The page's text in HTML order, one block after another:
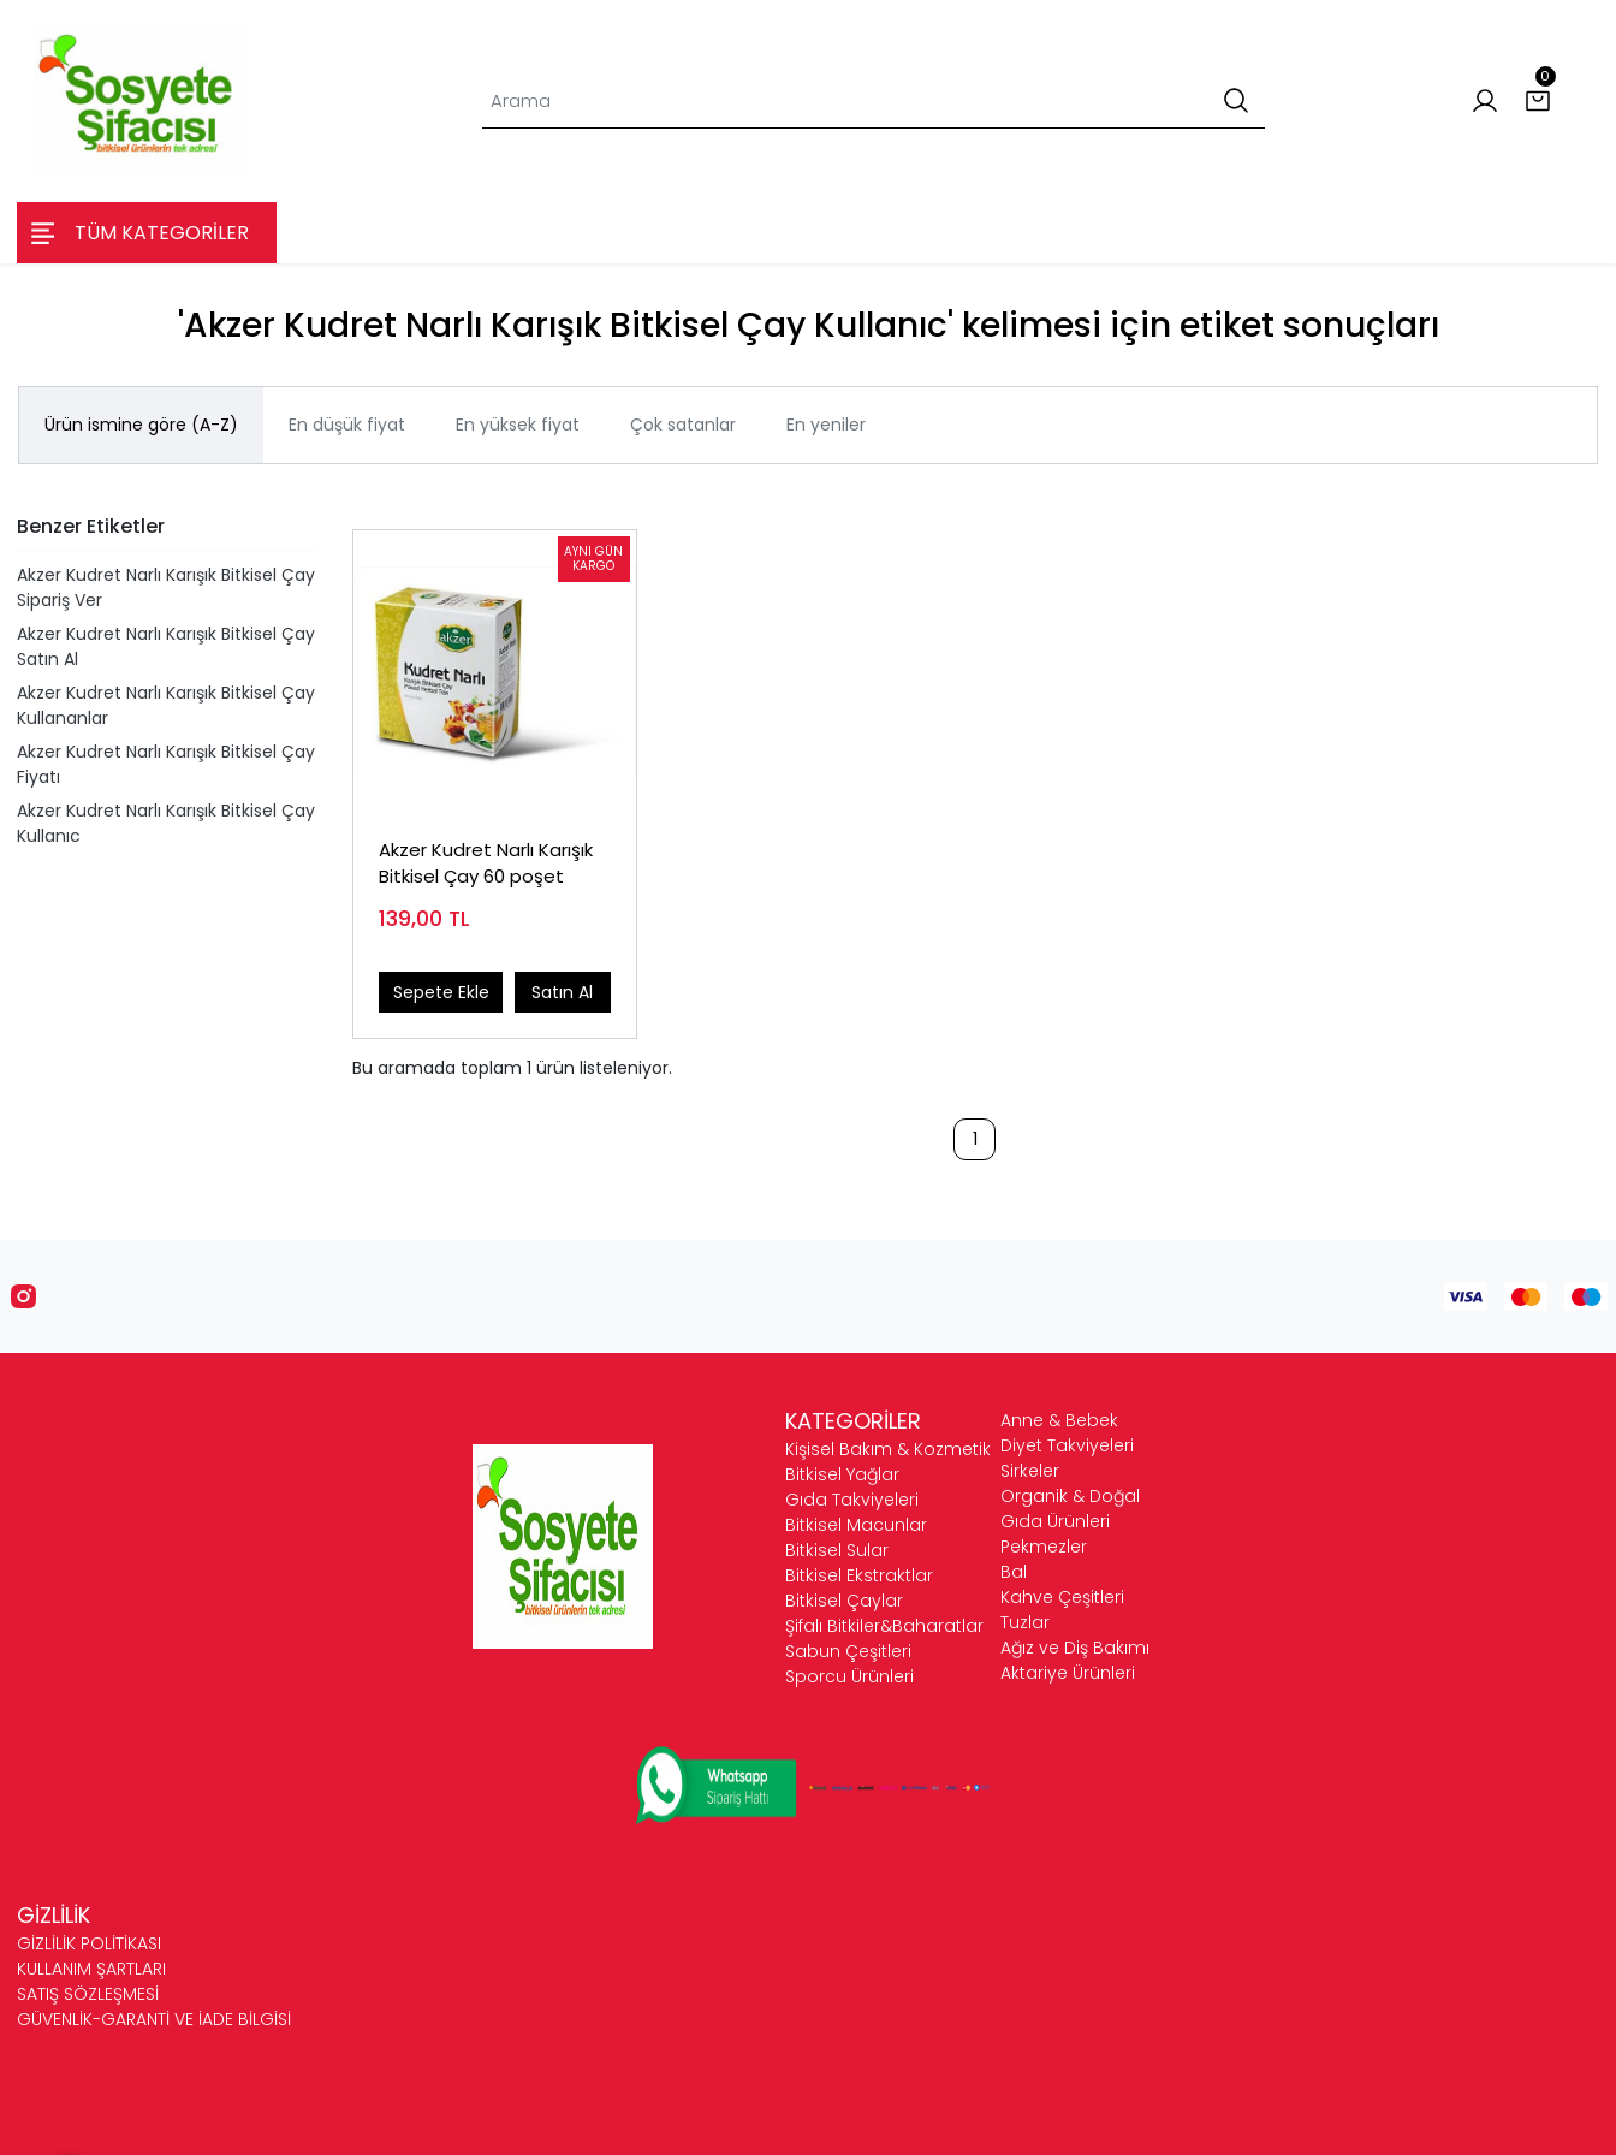
0
TÜM KATEGORİLER
'Akzer Kudret Narlı Karışık Bitkisel Çay Kullanıc' kelimesi için etiket sonuçları
Ürün ismine göre (A-Z) En düşük fiyat En yüksek fiyat Çok satanlar En yeniler
Benzer Etiketler
Akzer Kudret Narlı Karışık Bitkisel Çay
Sipariş Ver
Akzer Kudret Narlı Karışık Bitkisel Çay
Satın Al
Akzer Kudret Narlı Karışık Bitkisel Çay
Kullananlar
Akzer Kudret Narlı Karışık Bitkisel Çay
Fiyatı
Akzer Kudret Narlı Karışık Bitkisel Çay
Kullanıc
Akzer Kudret Narlı Karışık
Bitkisel Çay 60 poşet
139,00 TL
Sepete Ekle Satın Al
Bu aramada toplam 1 ürün listeleniyor.
1
KATEGORİLER
Kişisel Bakım & Kozmetik
Bitkisel Yağlar
Gıda Takviyeleri
Bitkisel Macunlar
Bitkisel Sular
Bitkisel Ekstraktlar
Bitkisel Çaylar
Şifalı Bitkiler&Baharatlar
Sabun Çeşitleri
Sporcu Ürünleri
Anne & Bebek
Diyet Takviyeleri
Sirkeler
Organik & Doğal
Gıda Ürünleri
Pekmezler
Bal
Kahve Çeşitleri
Tuzlar
Ağız ve Diş Bakımı
Aktariye Ürünleri
GİZLİLİK
GİZLİLİK POLİTİKASI
KULLANIM ŞARTLARI
SATIŞ SÖZLEŞMESİ
GÜVENLİK-GARANTİ VE İADE BİLGİSİ